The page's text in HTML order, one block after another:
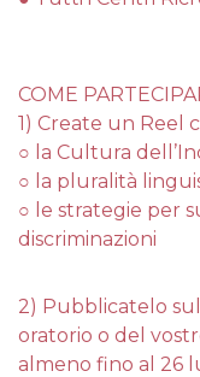
COME
1) Create un Reel
○ la Cultura
○ la pluralità
○ le strategie per
discriminazioni
2) Pubblicatelo
oratorio o del
almeno fino al 26